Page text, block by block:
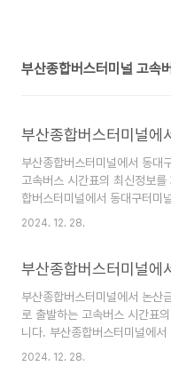
부산종합버스터미널 고속
부산종합버스터미널에서 동대
고속버스 시간표의 최신정보
합버스터미널에서 동대구터미
스의 출발 시간, 주요 노선, 요
내 부산종합버스터미널은 부산
버스를 통해 전국 주요 도시를
산 지하철 1호선 노포역과 연
성이 매우 뛰어납니다.위치 및
역시 금정구 중앙대로 2238
2024. 12. 28.
부산종합버스터미널에서 논산
로 출발하는 고속버스 시간표
니다. 부산종합버스터미널에서
미널로 출발하는 고속버스의
2024. 12. 28.